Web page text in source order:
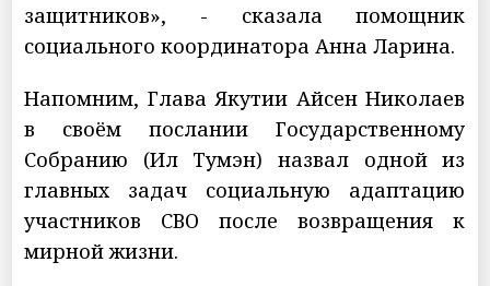
защитников», - сказала помощник
социального координатора Анна Ларина.
Напомним, Глава Якутии Айсен Николаев
в своём послании Государственному
Собранию (Ил Тумэн) назвал одной из
главных задач социальную адаптацию
участников СВО после возвращения к
мирной жизни.